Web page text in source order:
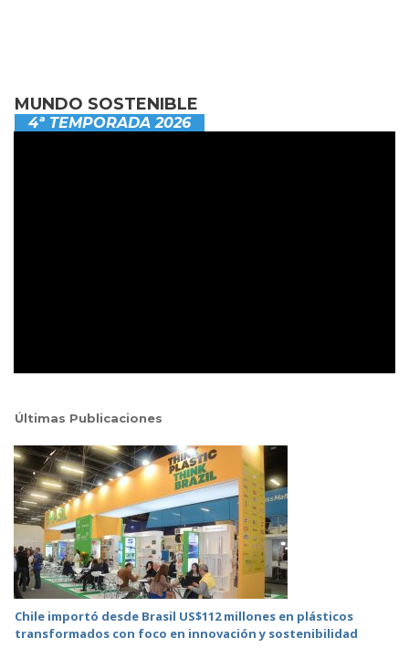
MUNDO SOSTENIBLE
4ª TEMPORADA 2026
Últimas Publicaciones
Chile importó desde Brasil US$112 millones en plásticos
transformados con foco en innovación y sostenibilidad